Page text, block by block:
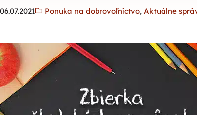
06.07.2021 Ponuka na dobrovoľníctvo, Aktuálne